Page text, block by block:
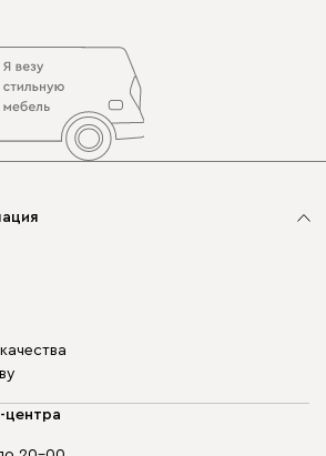
центра